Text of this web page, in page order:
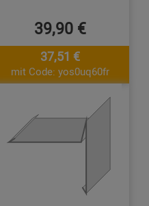
39,90 €
37,51 €
mit Code: yos0uq60fr